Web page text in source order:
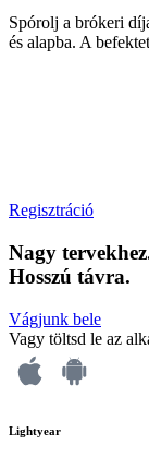
Spórolj a brókeri
és alapba. A
Regisztráció
Nagy
Hosszú távra.
Vágjunk bele
Vagy töltsd le az
Lightyear